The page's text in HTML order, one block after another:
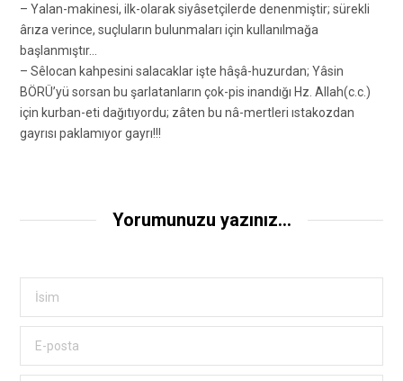
– Yalan-makinesi, ilk-olarak siyâsetçilerde denenmiştir; sürekli
ârıza verince, suçluların bulunmaları için kullanılmağa
başlanmıştır…
– Sêlocan kahpesini salacaklar işte hâşâ-huzurdan; Yâsin
BÖRÜ’yü sorsan bu şarlatanların çok-pis inandığı Hz. Allah(c.c.)
için kurban-eti dağıtıyordu; zâten bu nâ-mertleri ıstakozdan
gayrısı paklamıyor gayrı!!!
Yorumunuzu yazınız...